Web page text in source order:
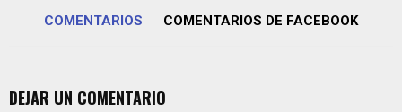
COMENTARIOS COMENTARIOS DE FACEBOOK
DEJAR UN COMENTARIO